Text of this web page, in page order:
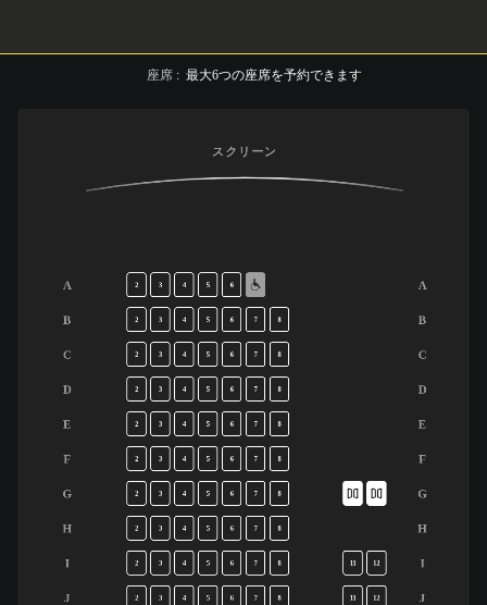
座席 : 最大6つの座席を予約できます
スクリーン
A
B
C
D
E
F
G
H
I
J
A
B
C
D
E
F
G
H
I
J
2 3 4 5 6
2 3 4 5 6 7 8
2 3 4 5 6 7 8
2 3 4 5 6 7 8
2 3 4 5 6 7 8
2 3 4 5 6 7 8
2 3 4 5 6 7 8
2 3 4 5 6 7 8
2 3 4 5 6 7 8 11 12
2 3 4 5 6 7 8 11 12